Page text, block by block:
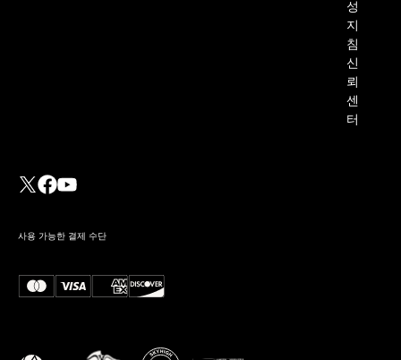
성
지
침
신
뢰
센
터
사용 가능한 결제 수단